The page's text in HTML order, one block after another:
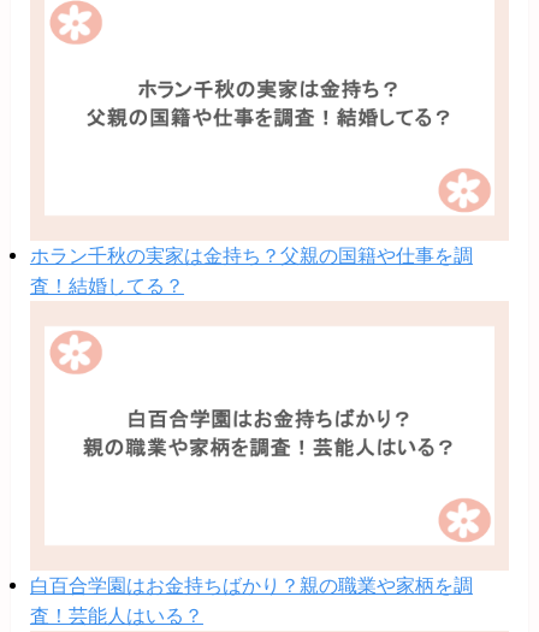
ホラン千秋の実家は金持ち？父親の国籍や仕事を調
査！結婚してる？
白百合学園はお金持ちばかり？親の職業や家柄を調
査！芸能人はいる？